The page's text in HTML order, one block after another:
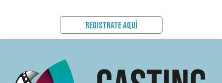
REGISTRATE AQUÍ